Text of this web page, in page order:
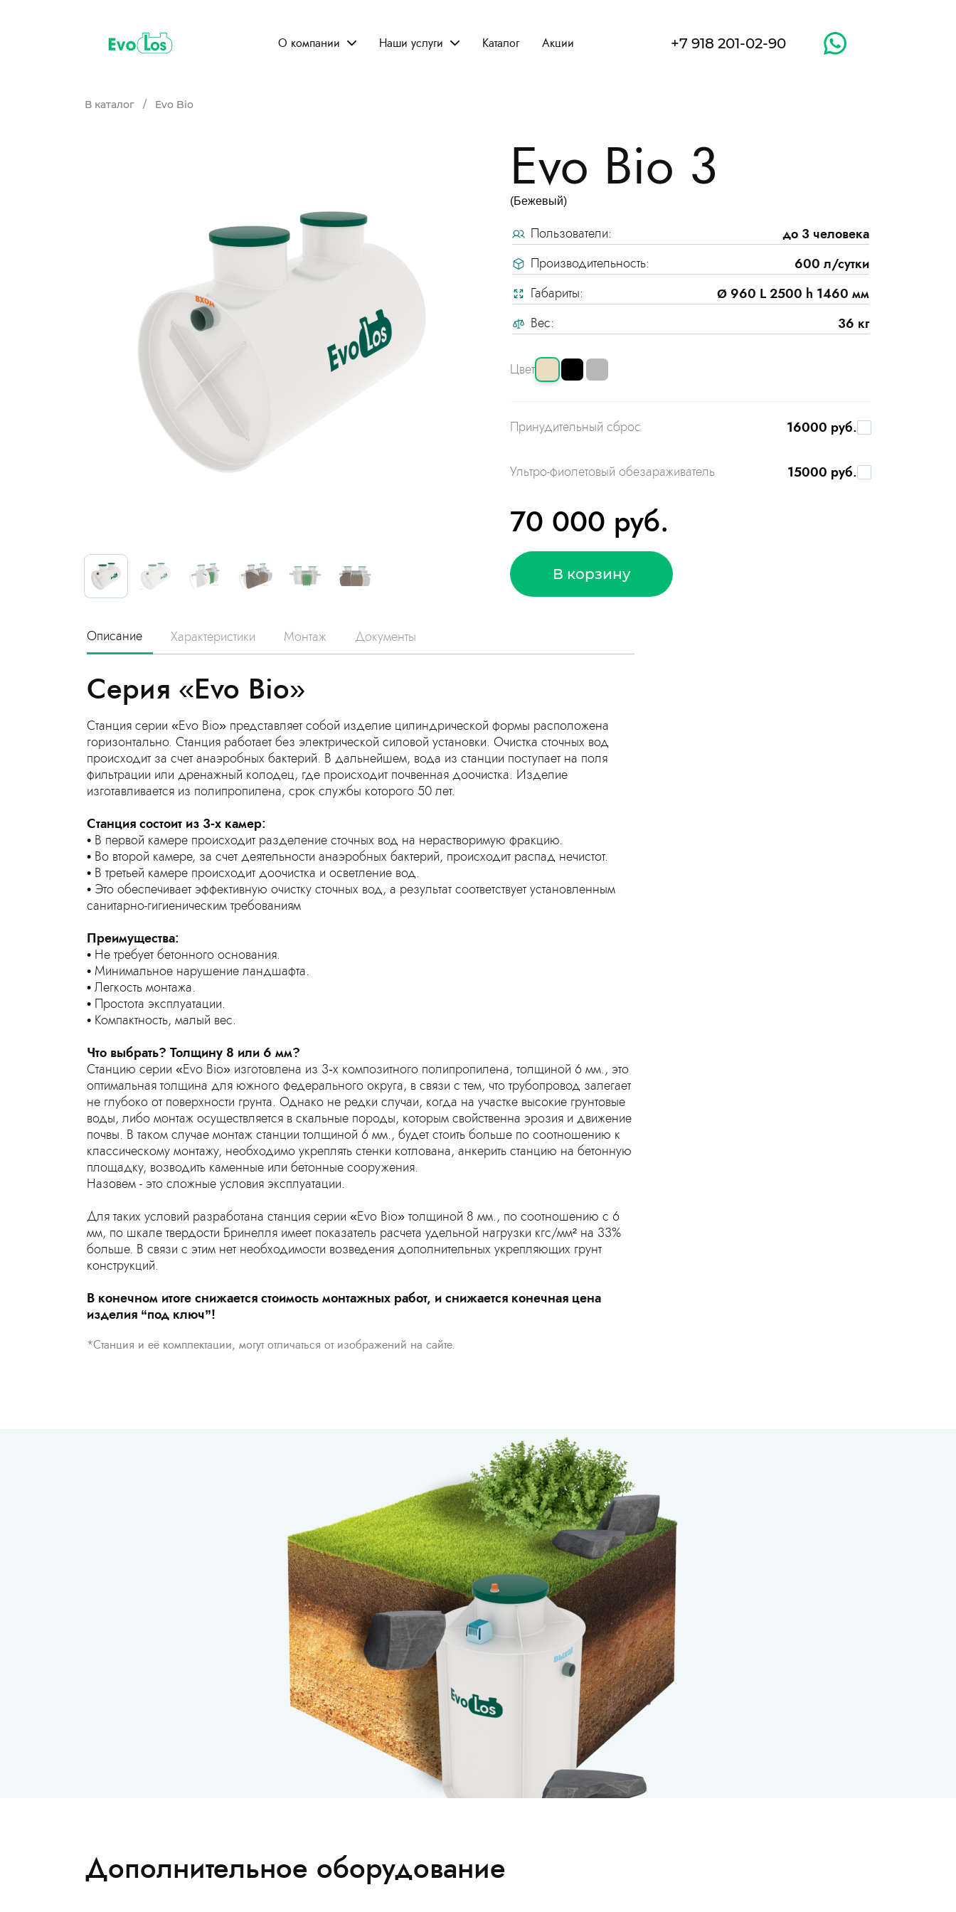
О компании Наши услуги Каталог Акции +7 918 201-02-90
В каталог / Evo Bio
Evo Bio 3
(Бежевый)
Пользователи:
до 3 человека
Производительность:
600 л/сутки
Габариты:
Ø 960 L 2500 h 1460 мм
Вес:
36 кг
Цвет
Принудительный сброс 16000 руб.
Ультро-фиолетовый обезараживатель 15000 руб.
70 000 руб.
В корзину
Описание Характеристики Монтаж Документы
Серия «Evo Bio»
Станция серии «Evo Bio» представляет собой изделие цилиндрической формы расположена
горизонтально. Станция работает без электрической силовой установки. Очистка сточных вод
происходит за счет анаэробных бактерий. В дальнейшем, вода из станции поступает на поля
фильтрации или дренажный колодец, где происходит почвенная доочистка. Изделие
изготавливается из полипропилена, срок службы которого 50 лет.
Станция состоит из 3‑х камер:
В первой камере происходит разделение сточных вод на нерастворимую фракцию.
Во второй камере, за счет деятельности анаэробных бактерий, происходит распад нечистот.
В третьей камере происходит доочистка и осветление вод.
Это обеспечивает эффективную очистку сточных вод, а результат соответствует установленным
санитарно-гигиеническим требованиям
Преимущества:
Не требует бетонного основания.
Минимальное нарушение ландшафта.
Легкость монтажа.
Простота эксплуатации.
Компактность, малый вес.
Что выбрать? Толщину 8 или 6 мм?
Станцию серии «Evo Bio» изготовлена из 3‑х композитного полипропилена, толщиной 6 мм., это
оптимальная толщина для южного федерального округа, в связи с тем, что трубопровод залегает
не глубоко от поверхности грунта. Однако не редки случаи, когда на участке высокие грунтовые
воды, либо монтаж осуществляется в скальные породы, которым свойственна эрозия и движение
почвы. В таком случае монтаж станции толщиной 6 мм., будет стоить больше по соотношению к
классическому монтажу, необходимо укреплять стенки котлована, анкерить станцию на бетонную
площадку, возводить каменные или бетонные сооружения.
Назовем - это сложные условия эксплуатации.
Для таких условий разработана станция серии «Evo Bio» толщиной 8 мм., по соотношению с 6
мм, по шкале твердости Бринелля имеет показатель расчета удельной нагрузки кгс/мм² на 33%
больше. В связи с этим нет необходимости возведения дополнительных укрепляющих грунт
конструкций.
В конечном итоге снижается стоимость монтажных работ, и снижается конечная цена
изделия “под ключ”!
*Станция и её комплектации, могут отличаться от изображений на сайте.
с выбором?
Дополнительное оборудование